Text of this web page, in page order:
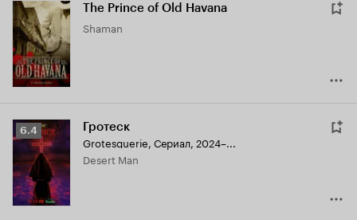
The Prince of Old Havana
Shaman
Рейтинг
Кинопоиска
6.4
6.4 Гротеск
Grotesquerie, Сериал, 2024–...
Desert Man